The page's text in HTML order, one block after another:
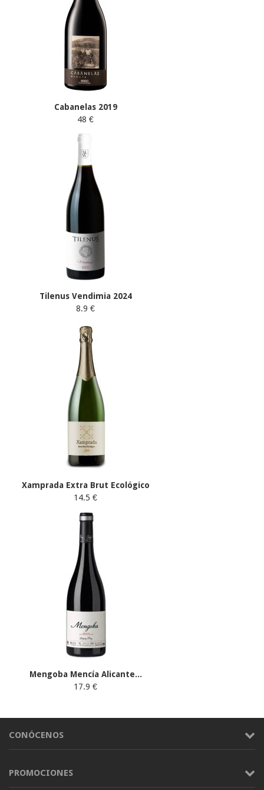
Cabanelas 2019
48 €
Tilenus Vendimia 2024
8.9 €
Xamprada Extra Brut Ecológico
14.5 €
Mengoba Mencía Alicante...
17.9 €
CONÓCENOS
PROMOCIONES